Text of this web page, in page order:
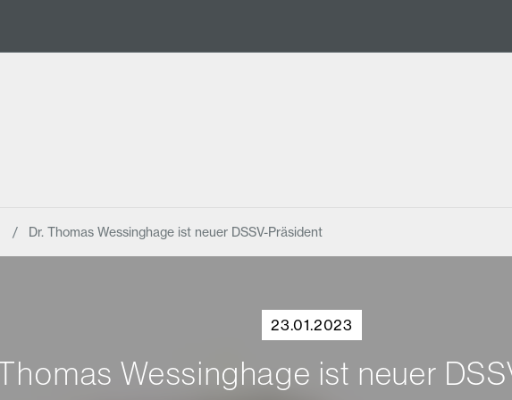
Dr. Thomas Wessinghage ist neuer DSSV-Präsident
23.01.2023
Wessinghage ist neuer